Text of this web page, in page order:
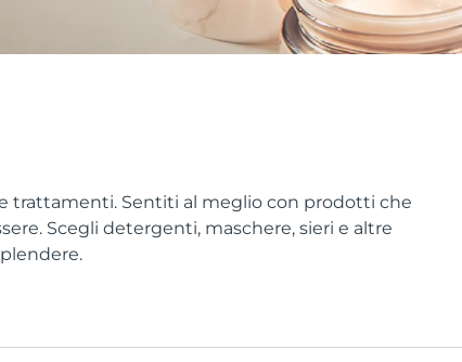
trattamenti. Sentiti al meglio con prodotti che
Scegli detergenti, maschere, sieri e altre